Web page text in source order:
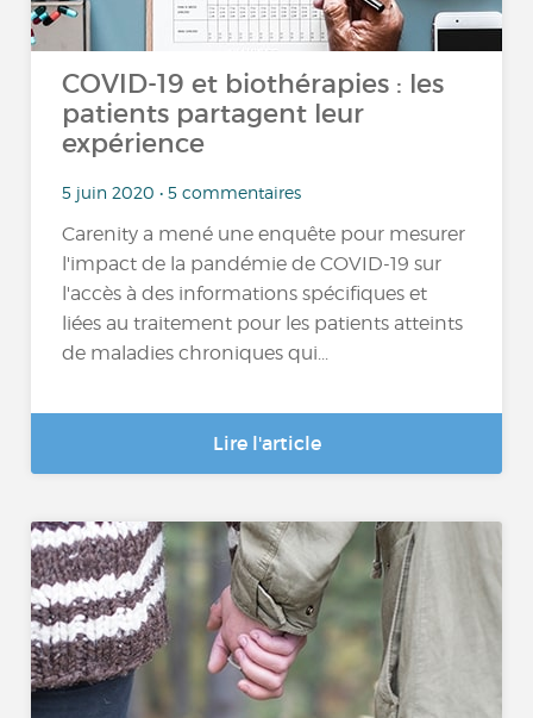
COVID-19 et biothérapies : les
patients partagent leur
expérience
5 juin 2020 • 5 commentaires
Carenity a mené une enquête pour mesurer
l'impact de la pandémie de COVID-19 sur
l'accès à des informations spécifiques et
liées au traitement pour les patients atteints
de maladies chroniques qui...
Lire l'article